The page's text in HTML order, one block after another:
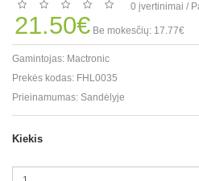
0 įvertinimai /
21.50€ Be mokesčių: 17.77€
Gamintojas: Mactronic
Prekės kodas: FHL0035
Prieinamumas: Sandėlyje
Kiekis